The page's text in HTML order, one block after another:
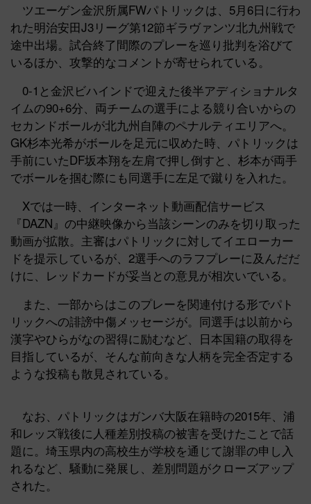
ツエーゲン金沢所属FWパトリックは、5月6日に行わ
れた明治安田J3リーグ第12節ギラヴァンツ北九州戦で
途中出場。試合終了間際のプレーを巡り批判を浴びて
いるほか、攻撃的なコメントが寄せられている。
0-1と金沢ビハインドで迎えた後半アディショナルタ
イムの90+6分、両チームの選手による競り合いからの
セカンドボールが北九州自陣のペナルティエリアへ。
GK杉本光希がボールを足元に収めた時、パトリックは
手前にいたDF坂本翔を左肩で押し倒すと、杉本が両手
でボールを掴む際にも同選手に左足で蹴りを入れた。
Xでは一時、インターネット動画配信サービス
『DAZN』の中継映像から当該シーンのみを切り取った
動画が拡散。主審はパトリックに対してイエローカー
ドを提示しているが、2選手へのラフプレーに及んだだ
けに、レッドカードが妥当との意見が相次いでいる。
また、一部からはこのプレーを関連付ける形でパト
リックへの誹謗中傷メッセージが。同選手は以前から
漢字やひらがなの習得に励むなど、日本国籍の取得を
目指しているが、そんな前向きな人柄を完全否定する
ような投稿も散見されている。
なお、パトリックはガンバ大阪在籍時の2015年、浦
和レッズ戦後に人種差別投稿の被害を受けたことで話
題に。埼玉県内の高校生が学校を通じて謝罪の申し入
れるなど、騒動に発展し、差別問題がクローズアップ
された。